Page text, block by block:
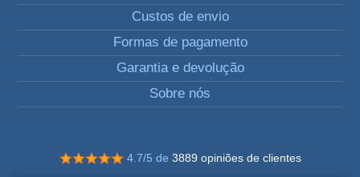
Custos de envio
Formas de pagamento
Garantia e devolução
Sobre nós
4.7/5 de 3889 opiniões de clientes